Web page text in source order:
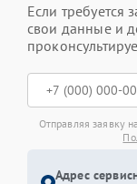
Если требуется
свои данные и
Отправляя заявку
Адрес